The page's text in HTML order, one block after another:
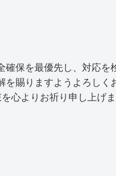
保を最優先し、対応を
賜りますようよろしく
心よりお祈り申し上げま